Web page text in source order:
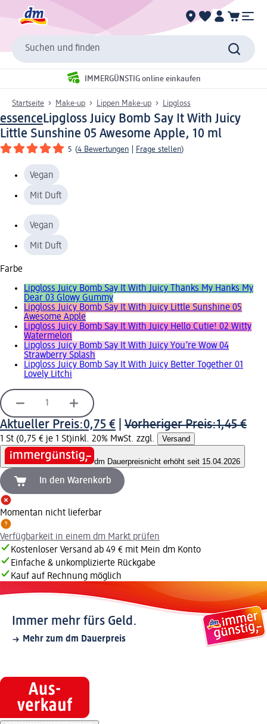
Suchen und finden
IMMERGÜNSTIG online einkaufen
Startseite Make-up Lippen Make-up Lipgloss
essenceLipgloss Juicy Bomb Say It With Juicy
Little Sunshine 05 Awesome Apple, 10 ml
5 (4 Bewertungen Frage stellen)
Vegan
Mit Duft
Vegan
Mit Duft
Farbe
Lipgloss Juicy Bomb Say It With Juicy Thanks My Hanks My
Dear 03 Glowy Gummy
Lipgloss Juicy Bomb Say It With Juicy Little Sunshine 05
Awesome Apple
Lipgloss Juicy Bomb Say It With Juicy Hello Cutie! 02 Witty
Watermelon
Lipgloss Juicy Bomb Say It With Juicy You’re Wow 04
Strawberry Splash
Lipgloss Juicy Bomb Say It With Juicy Better Together 01
Lovely Litchi
Aktueller Preis:0,75 € Vorheriger Preis:1,45 €
1 St (0,75 € je 1 St)inkl. 20% MwSt. zzgl. Versand
dm Dauerpreisnicht erhöht seit 15.04.2026
In den Warenkorb
Momentan nicht lieferbar
Verfügbarkeit in einem dm Markt prüfen
Kostenloser Versand ab 49 € mit Mein dm Konto
Einfache & unkomplizierte Rückgabe
Kauf auf Rechnung möglich
Immer mehr fürs Geld.
Mehr zum dm Dauerpreis